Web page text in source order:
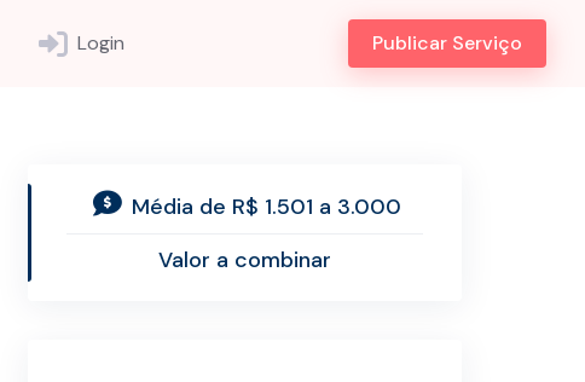
Login Publicar Serviço
Média de R$ 1.501 a 3.000
Valor a combinar